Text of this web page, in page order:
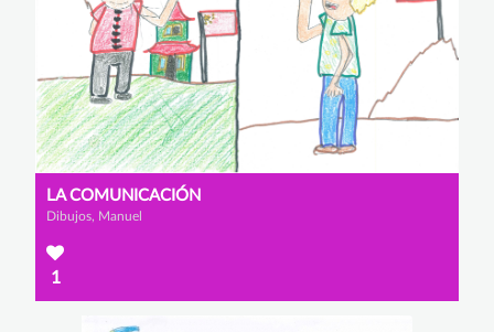
LA COMUNICACIÓN
Dibujos, Manuel
1